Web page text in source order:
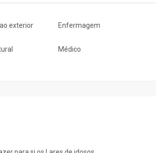
exterior Enfermagem
Médico